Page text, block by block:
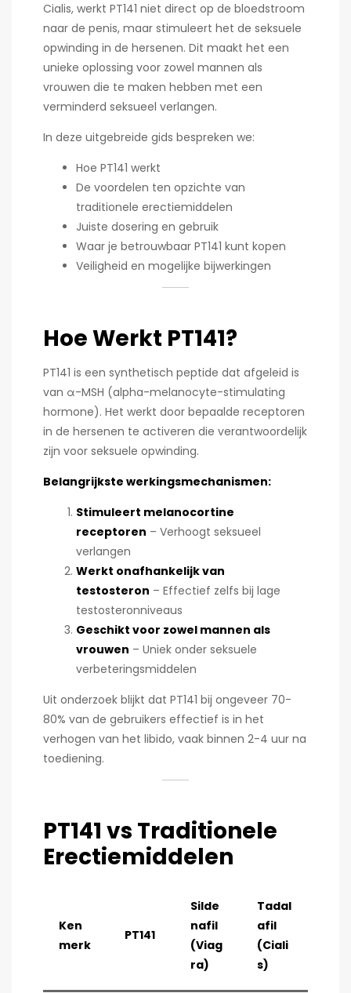
Cialis, werkt PT141 niet direct op de bloedstroom
naar de penis, maar stimuleert het de seksuele
opwinding in de hersenen. Dit maakt het een
unieke oplossing voor zowel mannen als
vrouwen die te maken hebben met een
verminderd seksueel verlangen.
In deze uitgebreide gids bespreken we:
Hoe PT141 werkt
De voordelen ten opzichte van
traditionele erectiemiddelen
Juiste dosering en gebruik
Waar je betrouwbaar PT141 kunt kopen
Veiligheid en mogelijke bijwerkingen
Hoe Werkt PT141?
PT141 is een synthetisch peptide dat afgeleid is
van α-MSH (alpha-melanocyte-stimulating
hormone). Het werkt door bepaalde receptoren
in de hersenen te activeren die verantwoordelijk
zijn voor seksuele opwinding.
Belangrijkste werkingsmechanismen:
Stimuleert melanocortine
receptoren – Verhoogt seksueel
verlangen
Werkt onafhankelijk van
testosteron – Effectief zelfs bij lage
testosteronniveaus
Geschikt voor zowel mannen als
vrouwen – Uniek onder seksuele
verbeteringsmiddelen
Uit onderzoek blijkt dat PT141 bij ongeveer 70-
80% van de gebruikers effectief is in het
verhogen van het libido, vaak binnen 2-4 uur na
toediening.
PT141 vs Traditionele
Erectiemiddelen
Ken
merk
PT141
Silde
nafil
(Viag
ra)
Tadal
afil
(Ciali
s)